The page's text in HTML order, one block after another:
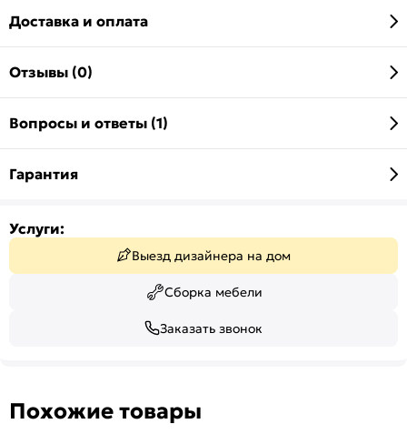
Доставка и оплата
Отзывы (0)
Вопросы и ответы (1)
Гарантия
Услуги:
Выезд дизайнера на дом
Сборка мебели
Заказать звонок
Похожие товары